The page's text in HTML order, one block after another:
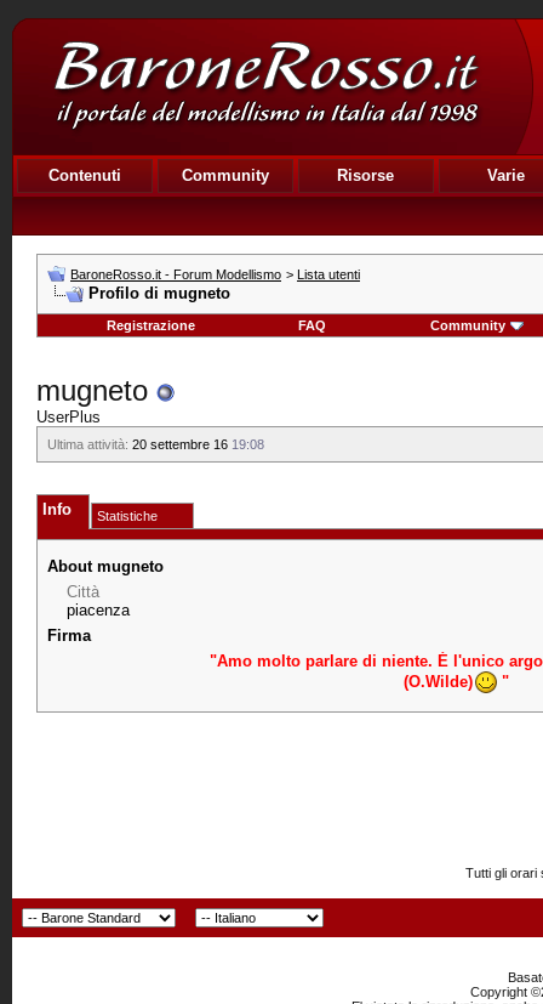
Contenuti Community Risorse Varie
BaroneRosso.it - Forum Modellismo > Lista utenti
Profilo di mugneto
Registrazione FAQ Community
mugneto
UserPlus
Ultima attività: 20 settembre 16 19:08
Info Statistiche
About mugneto
Città
piacenza
Firma
"Amo molto parlare di niente. É l'unico
(O.Wilde)
"
Tutti gli orari
Copyright